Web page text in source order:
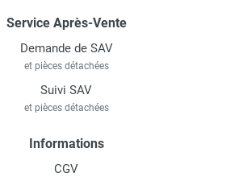
Service Après-Vente
Demande de SAV
et pièces détachées
Suivi SAV
et pièces détachées
Informations
CGV